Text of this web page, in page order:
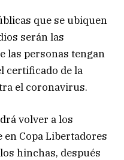
que se ubiquen
serán las
las personas tengan
certificado de la
el coronavirus.
volver a los
en Copa Libertadores
hinchas, después